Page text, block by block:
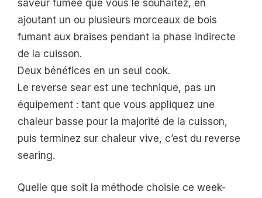
saveur fumée que vous le souhaitez, en
ajoutant un ou plusieurs morceaux de bois
fumant aux braises pendant la phase indirecte
de la cuisson.
Deux bénéfices en un seul cook.
Le reverse sear est une technique, pas un
équipement : tant que vous appliquez une
chaleur basse pour la majorité de la cuisson,
puis terminez sur chaleur vive, c’est du reverse
searing.
Quelle que soit la méthode choisie ce week-